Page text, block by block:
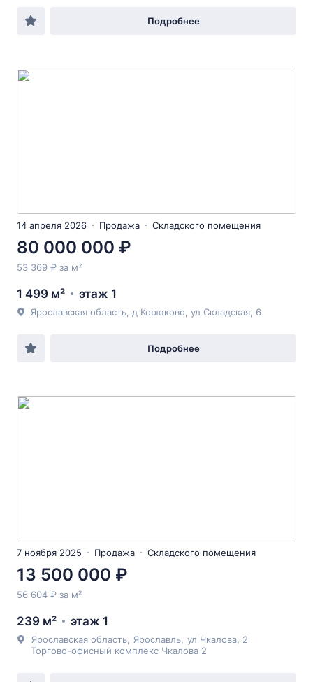
Подробнее
14 апреля 2026 Продажа Складского помещения
80 000 000 ₽
53 369 ₽ за м²
1 499 м² этаж 1
Ярославская область, д Корюково, ул Складская, 6
Подробнее
7 ноября 2025 Продажа Складского помещения
13 500 000 ₽
56 604 ₽ за м²
239 м² этаж 1
Ярославская область Ярославль ул Чкалова , 2
Торгово-офисный комплекс Чкалова 2